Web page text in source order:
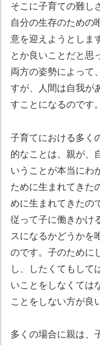
そこに子育ての難し
自分の生存のための
意を迎えようとしま
とか良いことだと思
両方の姿勢によって
すが、人間は自我が
すことになるのです。
子育てにおける多く
的なことは、親が、
いうことが本当にわ
ために生まれてきた
めに生まれてきたの
従って子に働きかけ
スになるかどうかを
のです。子のために
し、したくてもして
いことをしなくては
ことをしない方が良
多くの場合に親は、